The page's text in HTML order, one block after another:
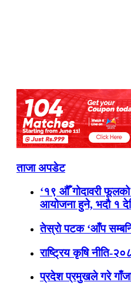
ताजा अपडेट
‘१९ औँ गोदावरी फूलको
आयोजना हुने, भदौ १
तेस्रो पटक ‘आँप
राष्ट्रिय कृषि नीति-
प्रदेश प्रमुखले गरे